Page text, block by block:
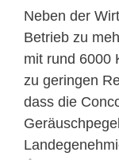
Neben der
Betrieb zu
mit rund 6000
zu geringen
dass die